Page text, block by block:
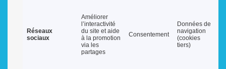
Réseaux
sociaux
Améliorer
l’interactivité
du site et aide
à la promotion
via les
partages
Consentement
Données de
navigation
(cookies
tiers)